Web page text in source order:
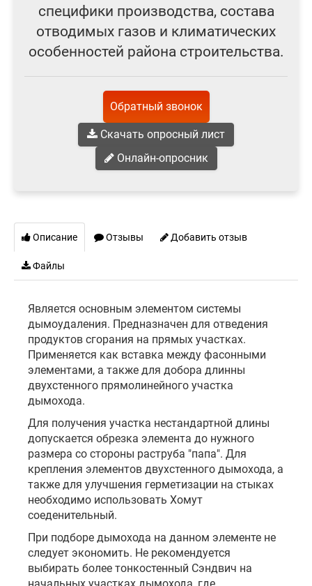
специфики производства, состава
отводимых газов и климатических
особенностей района строительства.
Обратный звонок
Скачать опросный лист
Онлайн-опросник
Описание Отзывы Добавить отзыв
Файлы
Является основным элементом системы
дымоудаления. Предназначен для отведения
продуктов сгорания на прямых участках.
Применяется как вставка между фасонными
элементами, а также для добора длинны
двухстенного прямолинейного участка
дымохода.
Для получения участка нестандартной длины
допускается обрезка элемента до нужного
размера со стороны раструба "папа". Для
крепления элементов двухстенного дымохода, а
также для улучшения герметизации на стыках
необходимо использовать Хомут
соеденительный.
При подборе дымохода на данном элементе не
следует экономить. Не рекомендуется
выбирать более тонкостенный Сэндвич на